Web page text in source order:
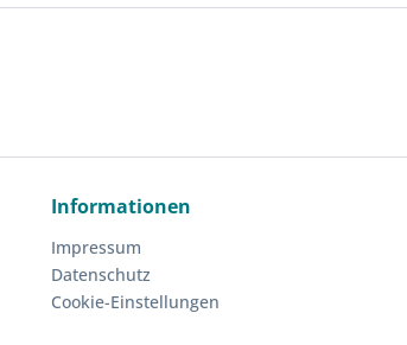
Informationen
Impressum
Datenschutz
Cookie-Einstellungen